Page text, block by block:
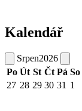
Kalendář
Srpen2026
Po Út St Čt Pá So
27 28 29 30 31 1